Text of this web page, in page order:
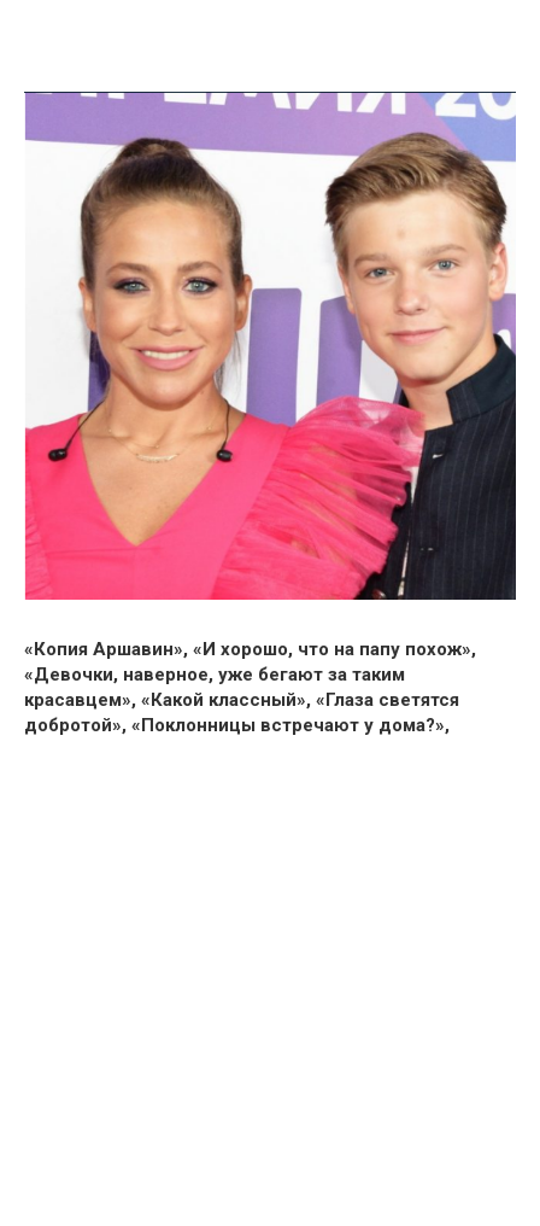
«Копия Аршавин», «И хорошо, что на папу похож»,
«Девочки, наверное, уже бегают за таким
красавцем», «Какой классный», «Глаза светятся
добротой», «Поклонницы встречают у дома?»,